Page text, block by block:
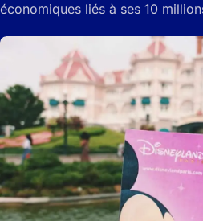
économiques liés à ses 10